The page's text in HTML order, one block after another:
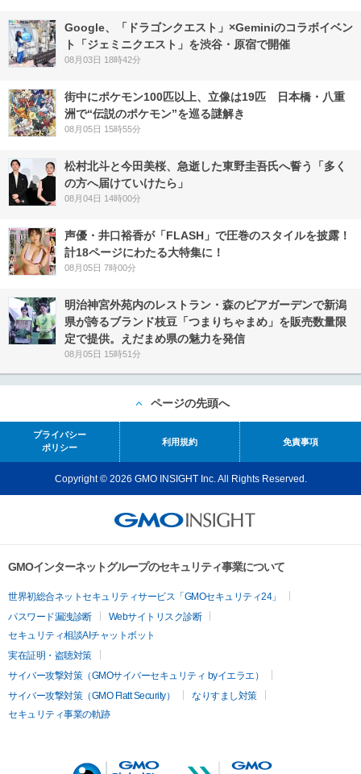
Google、「ドラゴンクエスト」×Geminiのコラボイベン
ト「ジェミニクエスト」を渋谷・原宿で開催
08月03日 18時42分
街中にポケモン100匹以上、立像は19匹 日本橋・八重
洲で“伝説のポケモン”を巡る謎解き
08月05日 15時55分
松村北斗と今田美桜、急逝した東野圭吾氏へ誓う「多く
の方へ届けていけたら」
08月04日 14時00分
声優・井口裕香が「FLASH」で圧巻のスタイルを披露！
計18ページにわたる大特集に！
08月05日 7時00分
明治神宮外苑内のレストラン・森のビアガーデンで新潟
県が誇るブランド枝豆「つまりちゃまめ」を販売数量限
定で提供。えだまめ県の魅力を発信
08月05日 15時51分
ページの先頭へ
プライバシー
ポリシー
利用規約 免責事項
Copyright © 2026 GMO INSIGHT Inc. All Rights Reserved.
GMOインターネットグループのセキュリティ事業について
世界初総合ネットセキュリティサービス「GMOセキュリティ24」
パスワード漏洩診断
Webサイトリスク診断
セキュリティ相談AIチャットボット
実在証明・盗聴対策
サイバー攻撃対策（GMOサイバーセキュリティ byイエラエ）
サイバー攻撃対策（GMO Flatt Security）
なりすまし対策
セキュリティ事業の軌跡